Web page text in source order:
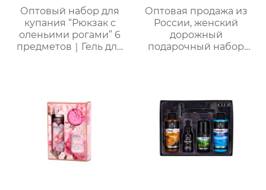
Оптовый набор для
купания “Рюкзак с
оленьими рогами” 6
предметов｜Гель для
бомбочка для ванны
“Пятиконечная
звезда” 50 г и пенная
мочалка “Единорог”
для активной пены｜
ODM под заказ,
Оптовая продажа из
России, женский
дорожный
подарочный набор
+ соль для ванн),
портативная сумка из
ПВХ, доступен OEM-
производитель